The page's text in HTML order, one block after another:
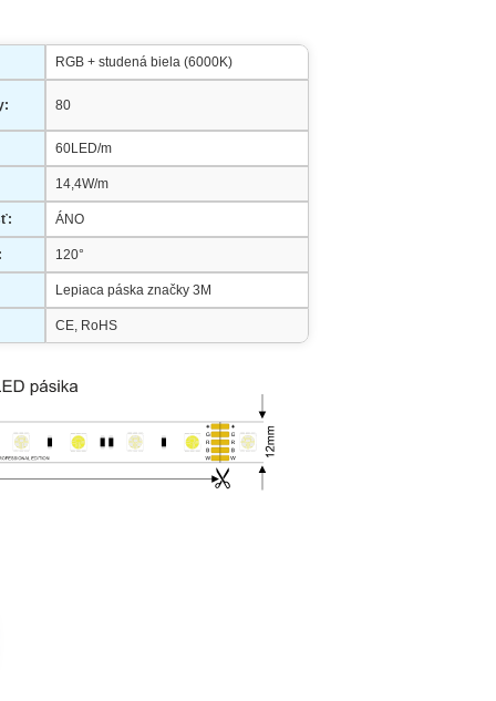
RGB + studená biela (6000K)
80
60LED/m
14,4W/m
ÁNO
120°
Lepiaca páska značky 3M
CE, RoHS